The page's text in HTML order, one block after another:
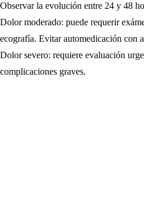
Observar la evolución entre 24 y 48
Dolor moderado: puede requerir
ecografía. Evitar automedicación con
Dolor severo: requiere evaluación
complicaciones graves.